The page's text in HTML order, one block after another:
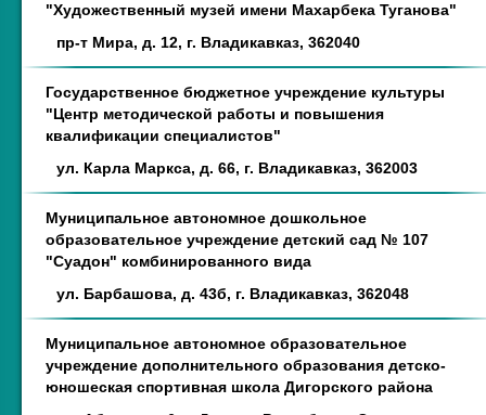
"Художественный музей имени Махарбека Туганова"
пр-т Мира, д. 12, г. Владикавказ, 362040
Государственное бюджетное учреждение культуры
"Центр методической работы и повышения
квалификации специалистов"
ул. Карла Маркса, д. 66, г. Владикавказ, 362003
Муниципальное автономное дошкольное
образовательное учреждение детский сад № 107
"Суадон" комбинированного вида
ул. Барбашова, д. 43б, г. Владикавказ, 362048
Муниципальное автономное образовательное
учреждение дополнительного образования детско-
юношеская спортивная школа Дигорского района